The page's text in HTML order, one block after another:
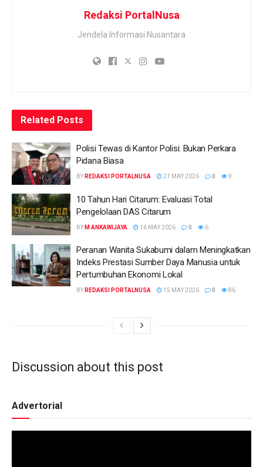
Redaksi PortalNusa
Jendela Informasi Nusantara
Related Posts
Polisi Tewas di Kantor Polisi: Bukan Perkara
Pidana Biasa
BY REDAKSI PORTALNUSA 21 MAY 2026 0 9
10 Tahun Hari Citarum: Evaluasi Total
Pengelolaan DAS Citarum
BY M ANKAWIJAYA 16 MAY 2026 0 6
Peranan Wanita Sukabumi dalam Meningkatkan
Indeks Prestasi Sumber Daya Manusia untuk
Pertumbuhan Ekonomi Lokal
BY REDAKSI PORTALNUSA 15 MAY 2026 0 86
Discussion about this post
Advertorial